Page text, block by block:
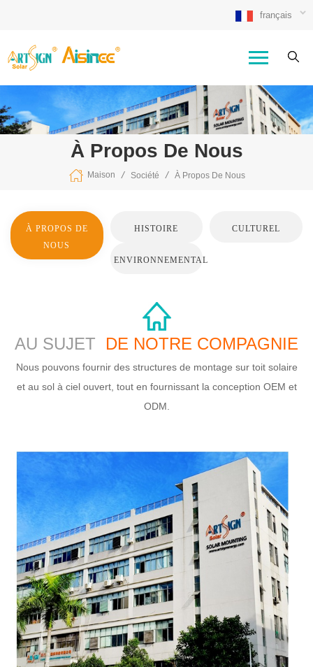
français
À Propos De Nous
Maison / Société / À Propos De Nous
À PROPOS DE
NOUS
HISTOIRE CULTUREL
ENVIRONNEMENTAL
AU SUJET DE NOTRE COMPAGNIE
Nous pouvons fournir des structures de montage sur toit solaire
et au sol à ciel ouvert, tout en fournissant la conception OEM et
ODM.